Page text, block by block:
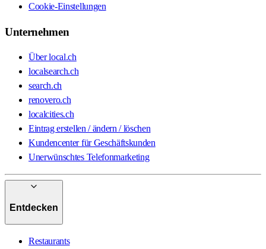
Cookie-Einstellungen
Unternehmen
Über local.ch
localsearch.ch
search.ch
renovero.ch
localcities.ch
Eintrag erstellen / ändern / löschen
Kundencenter für Geschäftskunden
Unerwünschtes Telefonmarketing
Entdecken
Restaurants